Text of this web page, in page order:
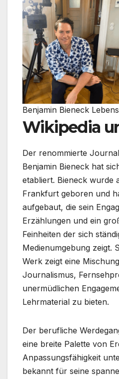
Benjamin Bieneck
Wikipedia
Der renommierte
Benjamin Bieneck hat
etabliert. Bieneck wurde
Frankfurt geboren und
aufgebaut, die sein
Erzählungen und ein
Feinheiten der sich
Medienumgebung zeigt.
Werk zeigt eine
Journalismus,
unermüdlichen
Lehrmaterial zu bieten.
Der berufliche
eine breite Palette von
Anpassungsfähigkeit
bekannt für seine